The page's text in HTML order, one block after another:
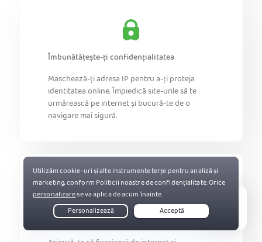
Îmbunătățește-ți confidențialitatea
Maschează-ți adresa IP pentru a-ți proteja
identitatea online. Împiedică site-urile să te
urmărească pe internet și bucură-te de o
navigare mai sigură.
Beneficiezi de mai multă securitate digitală